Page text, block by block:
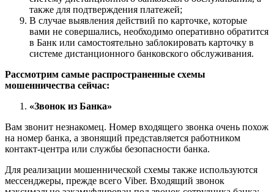
также для подтверждения платежей;
В случае выявления действий по карточке, которые
вами не совершались, необходимо оперативно обратится
в Банк или самостоятельно заблокировать карточку в
системе дистанционного банковского обслуживания.
Рассмотрим самые распространенные схемы
мошенничества сейчас:
«Звонок из Банка»
Вам звонит незнакомец. Номер входящего звонка очень похож
на номер банка, а звонящий представляется работником
контакт-центра или службы безопасности банка.
Для реализации мошеннической схемы также используются
мессенджеры, прежде всего Viber. Входящий звонок